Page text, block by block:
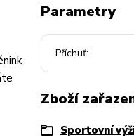
Parametry
Příchuť
Zboží
Sportovní